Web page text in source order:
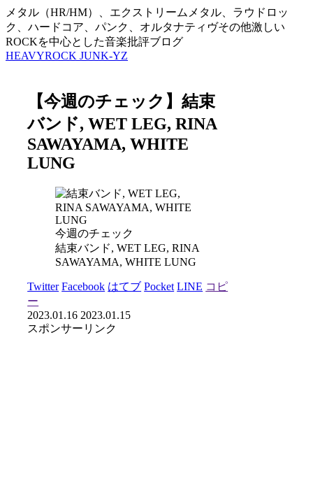
メタル（HR/HM）、エクストリームメタル、ラウドロッ
ク、ハードコア、パンク、オルタナティヴその他激しい
ROCKを中心とした音楽批評ブログ
HEAVYROCK JUNK-YZ
【今週のチェック】結束
バンド, WET LEG, RINA
SAWAYAMA, WHITE
LUNG
今週のチェック
結束バンド, WET LEG, RINA
SAWAYAMA, WHITE LUNG
Twitter Facebook はてブ Pocket LINE コピ
ー
2023.01.16 2023.01.15
スポンサーリンク